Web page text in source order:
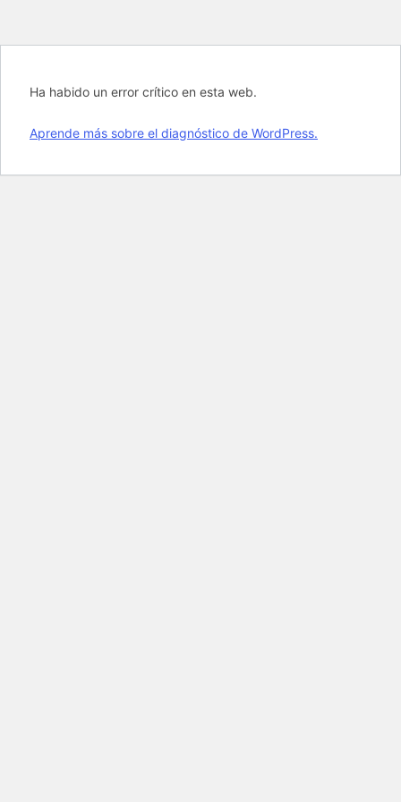
Ha habido un error crítico en esta web.
Aprende más sobre el diagnóstico de WordPress.